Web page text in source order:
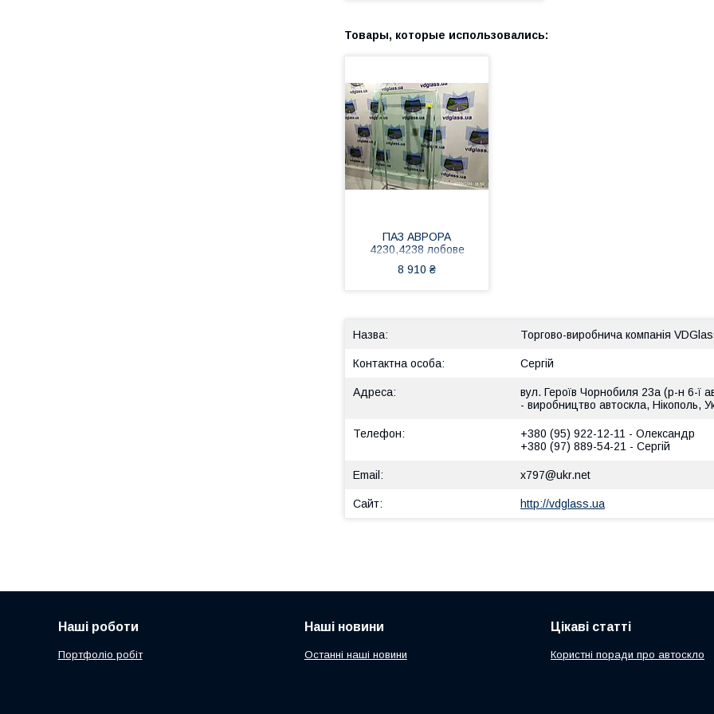
ПАЗ АВРОРА
4230,4238 лобове
скло від українського
виробника
8 910 ₴
Торгово-виробнича компанія
Сергій
вул. Героїв Чорнобиля 23а (р-н 6-ї
- виробництво автоскла, Нікополь,
+380 (95) 922-12-11
Олександр
+380 (97) 889-54-21
Сергій
x797@ukr.net
http://vdglass.ua
Наші роботи
Портфоліо робіт
Наші новини
Останні наші новини
Цікаві статті
Користні поради про автоскло